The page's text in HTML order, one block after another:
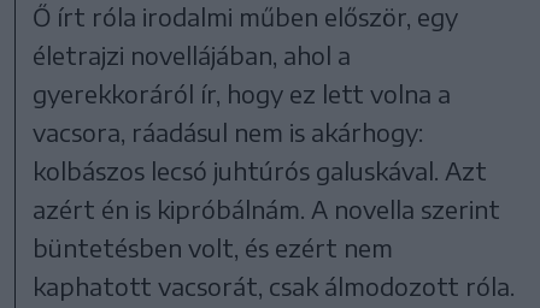
Ő írt róla irodalmi műben először, egy
életrajzi novellájában, ahol a
gyerekkoráról ír, hogy ez lett volna a
vacsora, ráadásul nem is akárhogy:
kolbászos lecsó juhtúrós galuskával. Azt
azért én is kipróbálnám. A novella szerint
büntetésben volt, és ezért nem
kaphatott vacsorát, csak álmodozott róla.